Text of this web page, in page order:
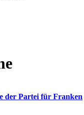
der Partei für Franken